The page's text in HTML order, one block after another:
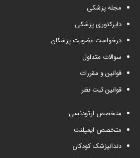
مجله پزشکی
دایرکتوری پزشکی
درخواست عضویت پزشکان
سوالات متداول
قوانین و مقررات
قوانین ثبت نظر
متخصص ارتودنسی
متخصص ایمپلنت
دندانپزشک کودکان